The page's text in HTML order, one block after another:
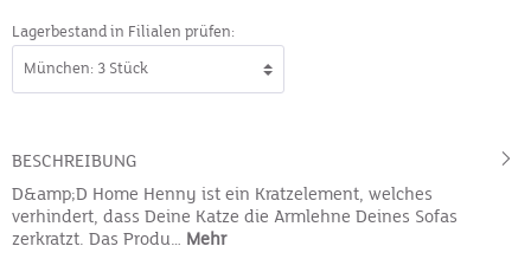
Lagerbestand in Filialen prüfen:
BESCHREIBUNG
D&amp;D Home Henny ist ein Kratzelement, welches
verhindert, dass Deine Katze die Armlehne Deines Sofas
zerkratzt. Das Produ… Mehr